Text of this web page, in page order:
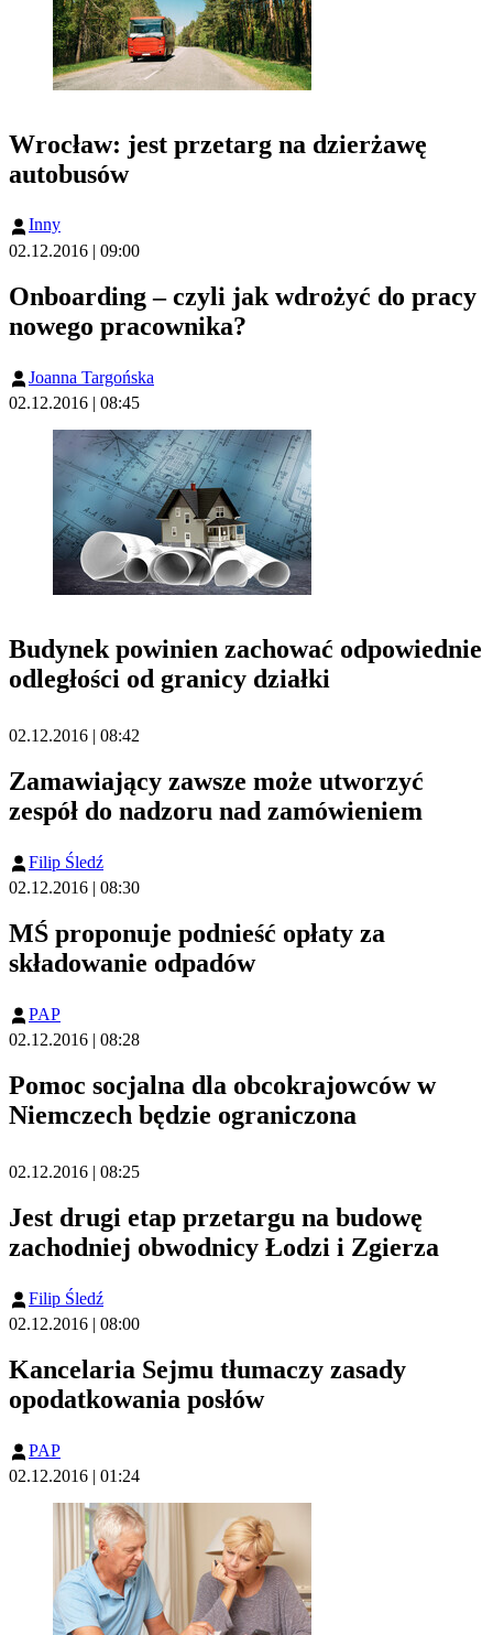
Wrocław: jest przetarg na dzierżawę
autobusów
Inny
02.12.2016 | 09:00
Onboarding – czyli jak wdrożyć do pracy
nowego pracownika?
Joanna Targońska
02.12.2016 | 08:45
Budynek powinien zachować odpowiednie
odległości od granicy działki
02.12.2016 | 08:42
Zamawiający zawsze może utworzyć
zespół do nadzoru nad zamówieniem
Filip Śledź
02.12.2016 | 08:30
MŚ proponuje podnieść opłaty za
składowanie odpadów
PAP
02.12.2016 | 08:28
Pomoc socjalna dla obcokrajowców w
Niemczech będzie ograniczona
02.12.2016 | 08:25
Jest drugi etap przetargu na budowę
zachodniej obwodnicy Łodzi i Zgierza
Filip Śledź
02.12.2016 | 08:00
Kancelaria Sejmu tłumaczy zasady
opodatkowania posłów
PAP
02.12.2016 | 01:24